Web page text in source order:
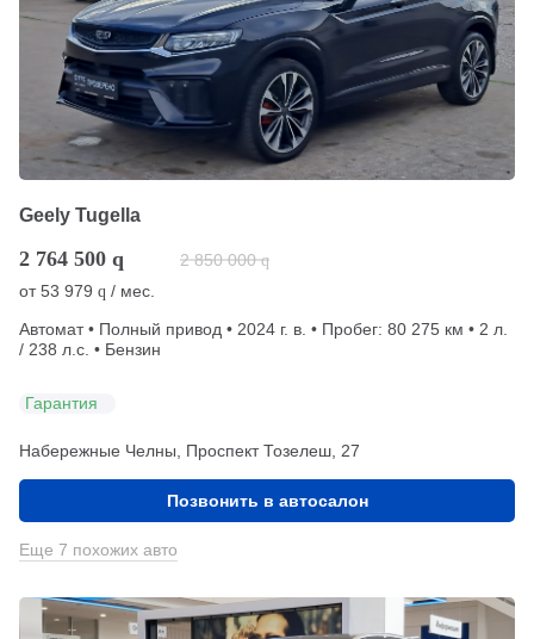
Geely Tugella
2 764 500 q 2 850 000 q
от53 979 q / мес.
Автомат • Полный привод • 2024 г. в. • Пробег: 80 275 км • 2 л.
/ 238 л.с. • Бензин
Гарантия
Набережные Челны, Проспект Тозелеш, 27
Позвонить в автосалон
Еще 7 похожих авто